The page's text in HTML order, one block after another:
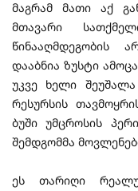
მაგრამ მათი აქ
მთავარი
წინააღმდეგობის
დააბნია ზუსტი
უკვე ხელი
რესურსის
ბუში უმცროსის
შემდგომმა
ეს თარიღი